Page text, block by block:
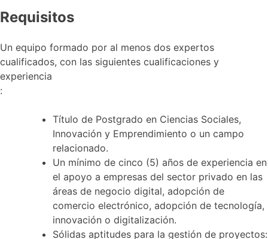
Requisitos
Un equipo formado por al menos dos expertos
cualificados, con las siguientes cualificaciones y
experiencia
:
Título de Postgrado en Ciencias Sociales,
Innovación y Emprendimiento o un campo
relacionado.
Un mínimo de cinco (5) años de experiencia en
el apoyo a empresas del sector privado en las
áreas de negocio digital, adopción de
comercio electrónico, adopción de tecnología,
innovación o digitalización.
Sólidas aptitudes para la gestión de proyectos: